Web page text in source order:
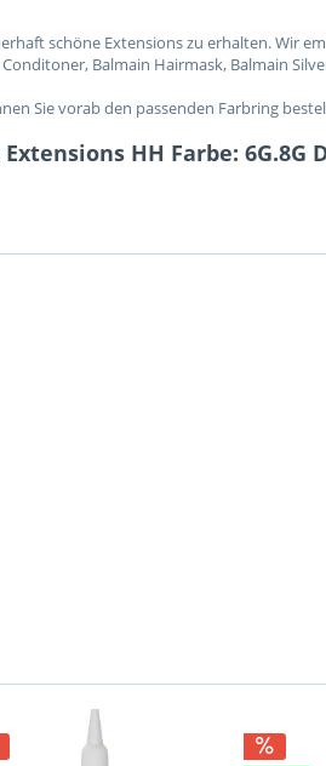
schöne Extensions zu erhalten. Wir
Balmain Hairmask, Balmain
Sie vorab den passenden Farbring
HH Farbe: 6G.8G